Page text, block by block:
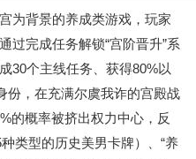
为背景的养成类游戏，玩家
过完成任务解锁“宫阶晋升”系
30个主线任务、获得80%以
份，在充满尔虞我诈的宫殿战
的概率被挤出权力中心，反
类型的历史美男卡牌）、“养